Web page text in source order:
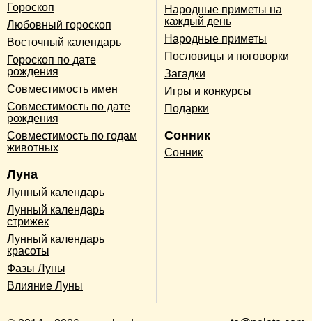
Гороскоп
Любовный гороскоп
Восточный календарь
Гороскоп по дате
рождения
Совместимость имен
Совместимость по дате
рождения
Совместимость по годам
животных
Луна
Лунный календарь
Лунный календарь
стрижек
Лунный календарь
красоты
Фазы Луны
Влияние Луны
Народные приметы на
каждый день
Народные приметы
Пословицы и поговорки
Загадки
Игры и конкурсы
Подарки
Сонник
Сонник